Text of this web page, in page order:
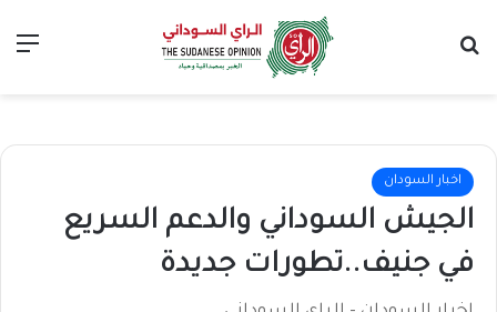
اخبار السودان
الجيش السوداني والدعم السريع
في جنيف..تطورات جديدة